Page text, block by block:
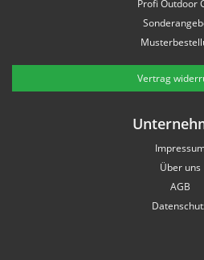
Profi Outdoor
Vertrag
Über uns
AGB